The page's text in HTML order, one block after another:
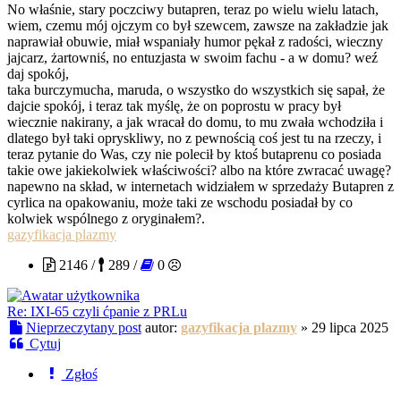
No właśnie, stary poczciwy butapren, teraz po wielu wielu latach,
wiem, czemu mój ojczym co był szewcem, zawsze na zakładzie jak
naprawiał obuwie, miał wspaniały humor pękał z radości, wieczny
jajcarz, żartowniś, no entuzjasta w swoim fachu - a w domu? weź
daj spokój,
taka burczymucha, maruda, o wszystko do wszystkich się sapał, że
dajcie spokój, i teraz tak myślę, że on poprostu w pracy był
wiecznie nakirany, a jak wracał do domu, to mu zwała wchodziła i
dlatego był taki opryskliwy, no z pewnością coś jest tu na rzeczy, i
teraz pytanie do Was, czy nie polecił by ktoś butaprenu co posiada
takie owe jakiekolwiek właściwości? albo na które zwracać uwagę?
napewno na skład, w internetach widziałem w sprzedaży Butapren z
cyrlica na opakowaniu, może taki ze wschodu posiadał by co
kolwiek wspólnego z oryginałem?.
gazyfikacja plazmy
2146 /
289 / 0
Re: IXI-65 czyli ćpanie z PRLu
Nieprzeczytany post autor: gazyfikacja plazmy» 29 lipca 2025
Cytuj
Zgłoś